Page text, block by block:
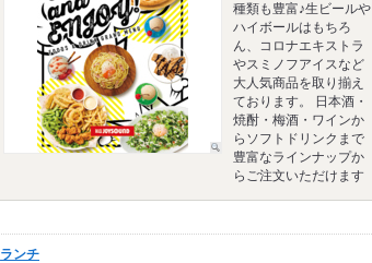
種類も豊富♪生ビールや
ハイボールはもちろ
ん、コロナエキストラ
やスミノフアイスなど
大人気商品を取り揃え
ております。 日本酒・
焼酎・梅酒・ワインか
らソフトドリンクまで
豊富なラインナップか
らご注文いただけます
ランチ